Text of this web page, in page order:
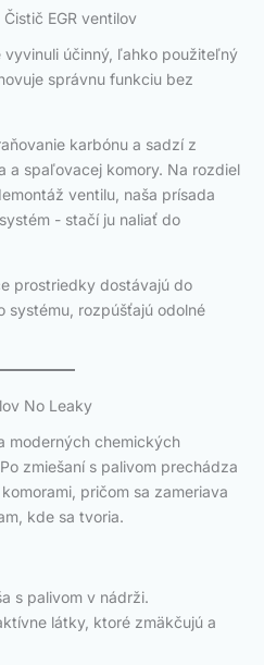
EGR ventilov
vyvinuli účinný, ľahko použiteľný
správnu funkciu bez
karbónu a sadzí z
a spaľovacej komory. Na rozdiel
ventilu, naša prísada
- stačí ju naliať do
prostriedky dostávajú do
systému, rozpúšťajú odolné
No Leaky
moderných chemických
zmiešaní s palivom prechádza
pričom sa zameriava
kde sa tvoria.
s palivom v nádrži.
látky, ktoré zmäkčujú a